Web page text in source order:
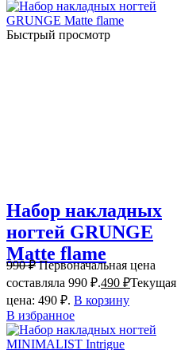
Быстрый просмотр
Набор накладных
ногтей GRUNGE
Matte flame
990₽ Первоначальная цена
составляла 990 ₽.490 ₽Текущая
цена: 490 ₽. В корзину
В избранное